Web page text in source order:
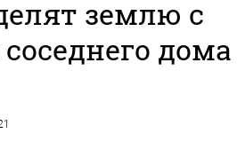
землю с
дома